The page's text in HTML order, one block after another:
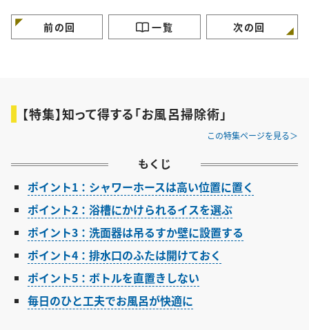
所」とは いんだ…」
前の回 一覧 次の回
【特集】知って得する「お風呂掃除術」
この特集ページを見る
もくじ
ポイント1：シャワーホースは高い位置に置く
ポイント2：浴槽にかけられるイスを選ぶ
ポイント3：洗面器は吊るすか壁に設置する
ポイント4：排水口のふたは開けておく
ポイント5：ボトルを直置きしない
毎日のひと工夫でお風呂が快適に